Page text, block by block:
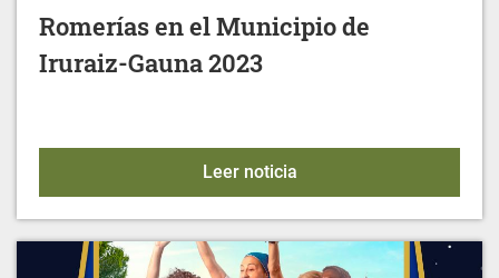
Romerías en el Municipio de
Iruraiz-Gauna 2023
Leer noticiaRomerías en el